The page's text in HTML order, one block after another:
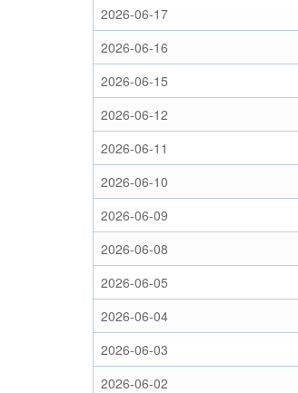
2026-06-17
2026-06-16
2026-06-15
2026-06-12
2026-06-11
2026-06-10
2026-06-09
2026-06-08
2026-06-05
2026-06-04
2026-06-03
2026-06-02